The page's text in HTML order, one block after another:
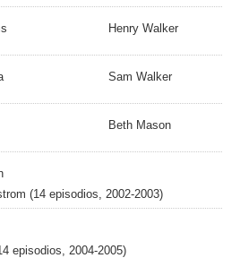
Henry Walker
Sam Walker
Beth Mason
(14 episodios, 2002-2003)
episodios, 2004-2005)